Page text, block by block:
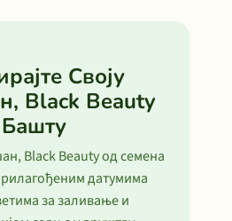
Своју
Black Beauty
Башту
Black Beauty од семена
датумима
за заливање и